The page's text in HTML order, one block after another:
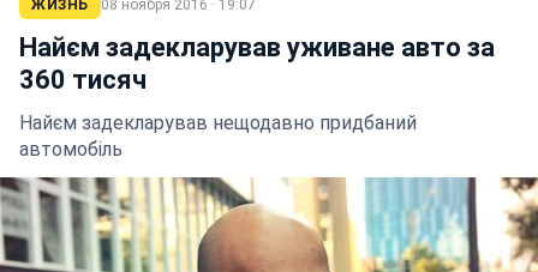
ЖИЗНЬ 08 ноября 2016 · 19:07
Найєм задекларував уживане авто за
360 тисяч
Найєм задекларував нещодавно придбаний
автомобіль